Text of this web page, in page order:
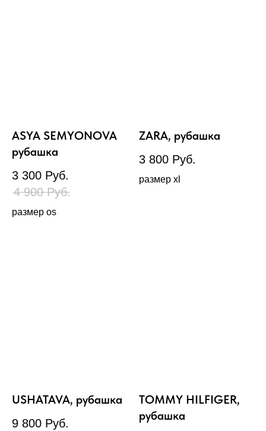
ASYA SEMYONOVA
рубашка
3 300 Руб.
4 900 Руб.
размер os
ZARA, рубашка
3 800 Руб.
размер xl
USHATAVA, рубашка
9 800 Руб.
TOMMY HILFIGER,
рубашка